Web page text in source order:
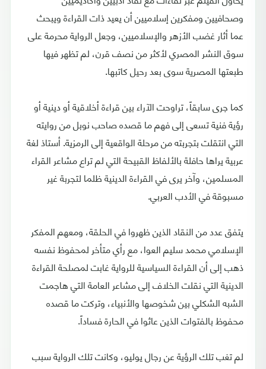
وصحافيين ومفكرين إسلاميين أن يعيد ذات القراءة ويبحث
عما أثار غضب الأزهر والإسلاميين، وجعل الرواية محرمة على
سوق النشر المصري لأكثر من نصف قرن، لم تظهر فيها
طبعتها المصرية سوى بعد رحيل كاتبها.
كما جرى سابقاً، تراوحت الآراء بين قراءة أخلاقية أو دينية أو
رؤية فنية تسعى إلى فهم ما قصده صاحب نوبل من روايته
التي انتقلت بتجربته من مرحلة الواقعية إلى الرمزية. أستاذ لغة
عربية يراها حافلة بالألفاظ القبيحة التي لم تراع مشاعر القراء
المسلمين، وآخر يرى في القراءة الدينية ظلما لتجربة غير
مسبوقة في الأدب العربي.
يتفق عدد من النقاد الذين ظهروا في الحلقة، ومعهم المفكر
الإسلامي محمد سليم العوا، مع رأي متأخر لمحفوظ نفسه
ذهب إلى أن القراءة السياسية للرواية غابت لمصلحة القراءة
الدينية التي نقلت الخلاف إلى مشاعر العامة التي هاجمت
الشبه الشكلي بين شخوصها والأنبياء، وتركت ما قصده
محفوظ بالفتوات الذين عاثوا في الحارة فساداً.
لم تغب تلك الرؤية عن رجال يوليو، وكانت تلك الرواية سبب